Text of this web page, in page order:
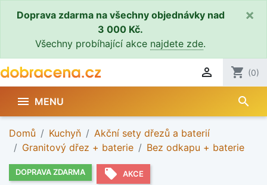
Doprava zdarma na všechny objednávky nad
3 000 Kč.
Všechny probíhající akce najdete zde.
×
 shopping_cart (0)
 MENU search
Domů Kuchyň
Akční sety dřezů a baterií
Granitový dřez + baterie
Bez odkapu + baterie
DOPRAVA ZDARMA local_offer AKCE